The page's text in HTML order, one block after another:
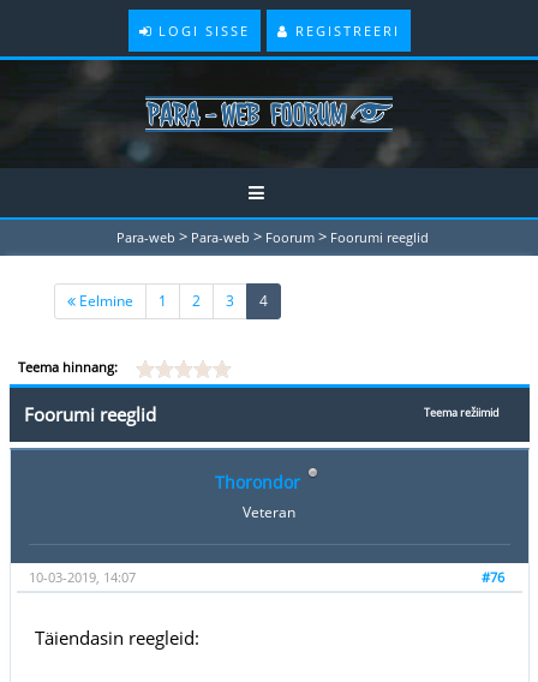
LOGI SISSE REGISTREERI
Para-web > Para-web > Foorum > Foorumi reeglid
Eelmine 1 2 3 4(current)
Teema hinnang:
Teema režiimid
Foorumi reeglid
Thorondor
Veteran
#76
10-03-2019, 14:07
Täiendasin reegleid: